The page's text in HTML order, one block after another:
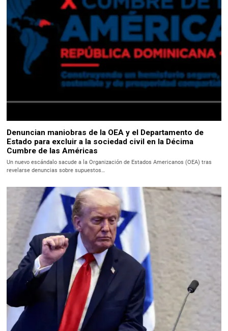
Denuncian maniobras de la OEA y el Departamento de
Estado para excluir a la sociedad civil en la Décima
Cumbre de las Américas
Un nuevo escándalo sacude a la Organización de Estados Americanos (OEA) tras
revelarse denuncias sobre supuestos…